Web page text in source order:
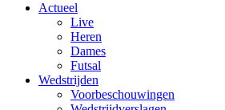
Actueel
Live
Heren
Dames
Futsal
Wedstrijden
Voorbeschouwingen